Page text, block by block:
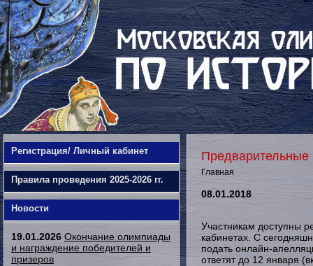
Регистрация/ Личный кабинет
Правила проведения 2025-2026 гг.
Новости
19.01.2026 Окончание олимпиады
и награждение победителей и
призеров
Предварительные
Главная
08.01.2018
Участникам доступны
кабинетах. С
подать онлайн-
ответят до 12 января